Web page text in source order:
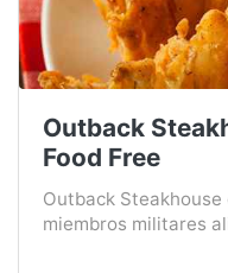
Outback
Food Free
Outback
miembros militares